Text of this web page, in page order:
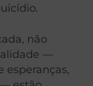
não
—
esperanças,